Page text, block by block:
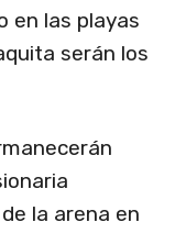
en las playas
serán los
la arena en